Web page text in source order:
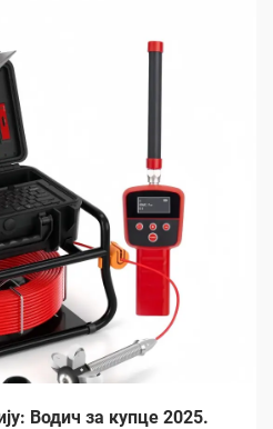
Водич за купце 2025.